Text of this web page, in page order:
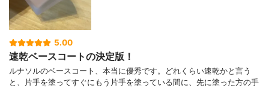
5.00
速乾ベースコートの決定版！
ルナソルのベースコート、本当に優秀です。どれくらい速乾かと言う
と、片手を塗ってすぐにもう片手を塗っている間に、先に塗った方の手